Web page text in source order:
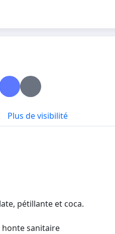
Plus de visibilité
pétillante et coca.
honte sanitaire